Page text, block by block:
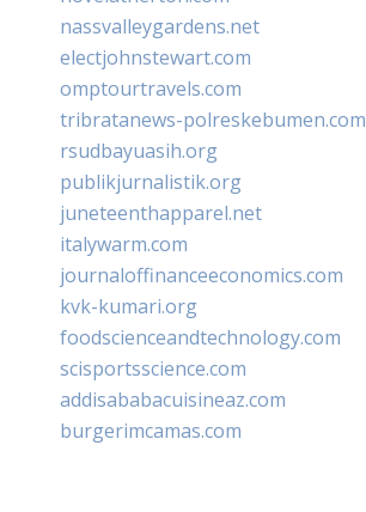
nassvalleygardens.net
electjohnstewart.com
omptourtravels.com
tribratanews-polreskebumen.com
rsudbayuasih.org
publikjurnalistik.org
juneteenthapparel.net
italywarm.com
journaloffinanceeconomics.com
kvk-kumari.org
foodscienceandtechnology.com
scisportsscience.com
addisababacuisineaz.com
burgerimcamas.com